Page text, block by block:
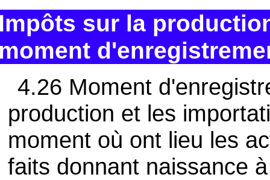
sur la
4.26 Moment
production et les
moment où ont lieu les
faits donnant naissance